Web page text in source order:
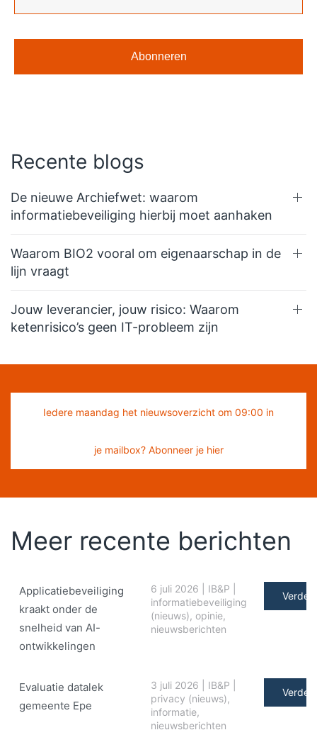
Recente blogs
De nieuwe Archiefwet: waarom
informatiebeveiliging hierbij moet aanhaken
Waarom BIO2 vooral om eigenaarschap in de
lijn vraagt
Jouw leverancier, jouw risico: Waarom
ketenrisico’s geen IT-probleem zijn
Iedere maandag het nieuwsoverzicht om 09:00 in
je mailbox? Abonneer je hier
Meer recente berichten
Applicatiebeveiliging
kraakt onder de
snelheid van AI-
ontwikkelingen
6 juli 2026 IB&P
informatiebeveiliging
(nieuws), opinie,
nieuwsberichten
Verder
Evaluatie datalek
gemeente Epe
3 juli 2026 IB&P
privacy (nieuws),
informatie,
nieuwsberichten
Verder